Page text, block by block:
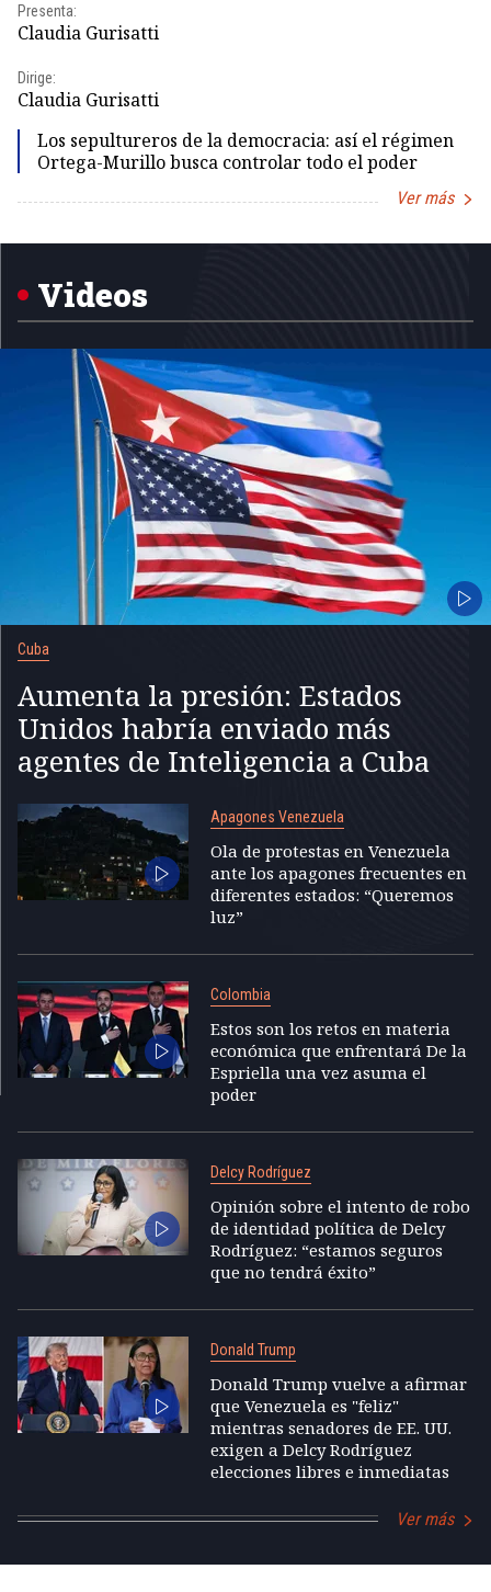
Presenta:
Claudia Gurisatti
Dirige:
Claudia Gurisatti
Los sepultureros de la democracia: así el régimen
Ortega-Murillo busca controlar todo el poder
Ver más
Videos
Cuba
Aumenta la presión: Estados
Unidos habría enviado más
agentes de Inteligencia a Cuba
Apagones Venezuela
Ola de protestas en Venezuela
ante los apagones frecuentes en
diferentes estados: “Queremos
luz”
Colombia
Estos son los retos en materia
económica que enfrentará De la
Espriella una vez asuma el
poder
Delcy Rodríguez
Opinión sobre el intento de robo
de identidad política de Delcy
Rodríguez: “estamos seguros
que no tendrá éxito”
Donald Trump
Donald Trump vuelve a afirmar
que Venezuela es "feliz"
mientras senadores de EE. UU.
exigen a Delcy Rodríguez
elecciones libres e inmediatas
Ver más